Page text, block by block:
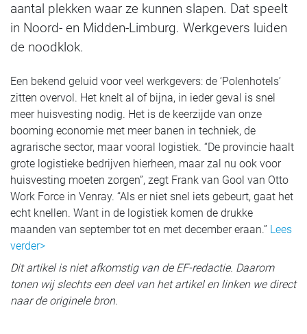
aantal plekken waar ze kunnen slapen. Dat speelt
in Noord- en Midden-Limburg. Werkgevers luiden
de noodklok.
Een bekend geluid voor veel werkgevers: de ‘Polenhotels’
zitten overvol. Het knelt al of bijna, in ieder geval is snel
meer huisvesting nodig. Het is de keerzijde van onze
booming economie met meer banen in techniek, de
agrarische sector, maar vooral logistiek. “De provincie haalt
grote logistieke bedrijven hierheen, maar zal nu ook voor
huisvesting moeten zorgen”, zegt Frank van Gool van Otto
Work Force in Venray. “Als er niet snel iets gebeurt, gaat het
echt knellen. Want in de logistiek komen de drukke
maanden van september tot en met december eraan.” Lees
verder>
Dit artikel is niet afkomstig van de EF-redactie. Daarom
tonen wij slechts een deel van het artikel en linken we direct
naar de originele bron.